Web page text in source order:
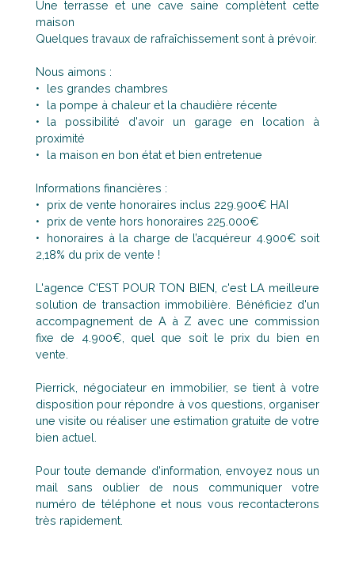
Une terrasse et une cave saine complètent cette
maison
Quelques travaux de rafraîchissement sont à prévoir.
Nous aimons :
les grandes chambres
la pompe à chaleur et la chaudière récente
la possibilité d'avoir un garage en location à
proximité
la maison en bon état et bien entretenue
Informations financières :
prix de vente honoraires inclus 229.900€ HAI
prix de vente hors honoraires 225.000€
honoraires à la charge de l’acquéreur 4.900€ soit
2,18% du prix de vente !
L'agence C'EST POUR TON BIEN, c'est LA meilleure
solution de transaction immobilière. Bénéficiez d'un
accompagnement de A à Z avec une commission
fixe de 4.900€, quel que soit le prix du bien en
vente.
Pierrick, négociateur en immobilier, se tient à votre
disposition pour répondre à vos questions, organiser
une visite ou réaliser une estimation gratuite de votre
bien actuel.
Pour toute demande d'information, envoyez nous un
mail sans oublier de nous communiquer votre
numéro de téléphone et nous vous recontacterons
très rapidement.